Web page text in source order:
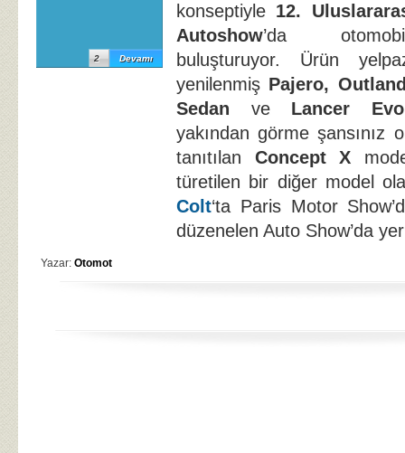
Devamı
2
konseptiyle 12.
Autoshow’da
buluşturuyor. Ürün
yenilenmiş Pajero,
Sedan ve Lancer
yakından görme şansınız
tanıtılan Concept X
türetilen bir diğer model
Colt‘ta Paris Motor
düzenelen Auto Show’da
Yazar: Otomot